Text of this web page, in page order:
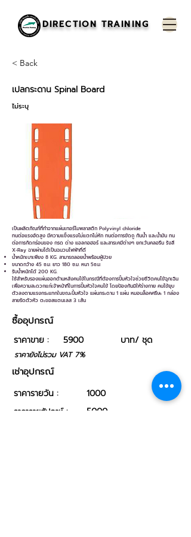
DIRECTION TRAINING
< Back
เปลกระดาน Spinal Board
ไม่ระบุ
เป็นผลิตภัณฑ์ที่ทำจากแผ่นเทอร์โมพลาสติก Polyvinyl chloride
ทนต่อแรงอัดสูง มีความแข็งแรงไม่แตกไม่หัก ทนต่อการขัดถู กันน้ำ และน้ำมัน ทน
ต่อการกัดกร่อนของ กรด ด่าง แอลกอฮอร์ และสารเคมีต่างๆ ยกเว้นคลอรีน รังสี
X-Ray ฉายผ่านได้เป็นฉนวนไฟฟ้าที่ดี
น้ำหนักเบาเพียง 8 KG. สามารถลอยน้ำพร้อมผู้ป่วย
ขนาดกว้าง 45 ซ.ม. ยาว 180 ซ.ม. หนา 5ซ.ม.
รับน้ำหนักได้ 200 KG.
ใช้สำหรับรองแผ่นออกด้านหลังคนไข้ในกรณีที่ต้องการปั้มหัวใจช่วยชีวิตคนไข้ฉุกเฉิน
เพื่อความสะดวกแก่เจ้าหน้าที่ในการปั้มหัวใจคนไข้ โดยป้องกันมิให้ร่างกาย คนไข้ยุบ
ตัวลงตามแรงกระแทกในขณะปั้มหัวใจ แผ่นกระดาน 1 แผ่น หมอนล็อคศรีษะ 1 กล่อง
สายรัดตัวหัว ตะขอสแตนเลส 3 เส้น
ซื้ออุปกรณ์
ราคาขาย : 5900 บาท/ ชุด
ราคายังไม่รวม VAT 7%
เช่าอุปกรณ์
ราคารายวัน :
ราคารายสัปดาห์ :
1000
5000